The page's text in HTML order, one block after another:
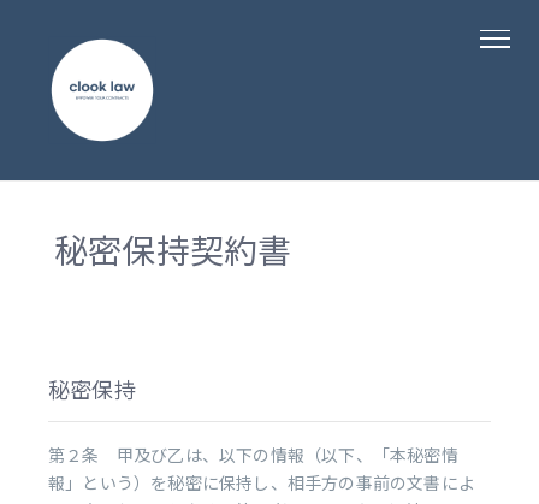
秘密保持契約書
秘密保持
第２条 甲及び乙は、以下の情報（以下、「本秘密情
報」という）を秘密に保持し、相手方の事前の文書によ